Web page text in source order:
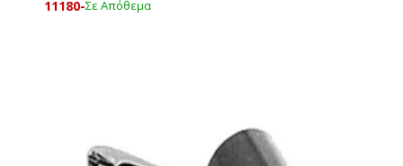
11180-Σε Απόθεμα